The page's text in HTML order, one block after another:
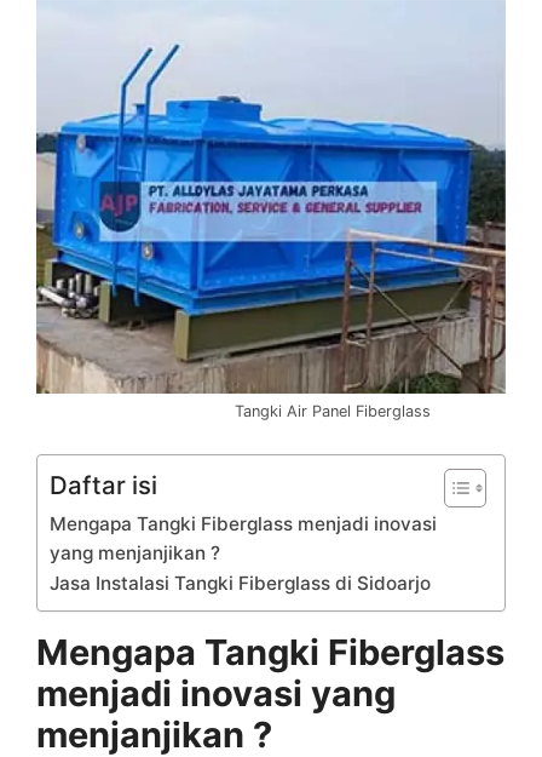
Tangki Air Panel Fiberglass
Daftar isi
Mengapa Tangki Fiberglass menjadi inovasi
yang menjanjikan ?
Jasa Instalasi Tangki Fiberglass di Sidoarjo
Mengapa Tangki Fiberglass
menjadi inovasi yang
menjanjikan ?